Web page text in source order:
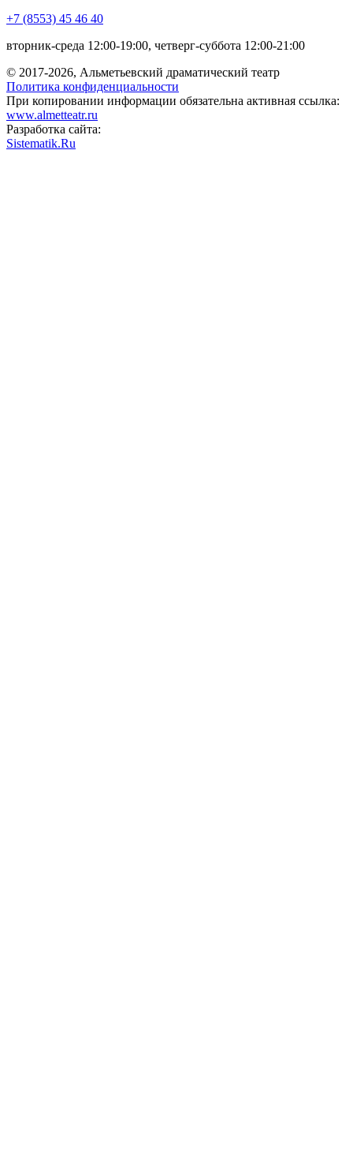
+7 (8553) 45 46 40
вторник-среда 12:00-19:00, четверг-суббота 12:00-21:00
© 2017-2026, Альметьевский драматический театр
Политика конфиденциальности
При копировании информации обязательна активная ссылка:
www.almetteatr.ru
Разработка сайта:
Sistematik.Ru